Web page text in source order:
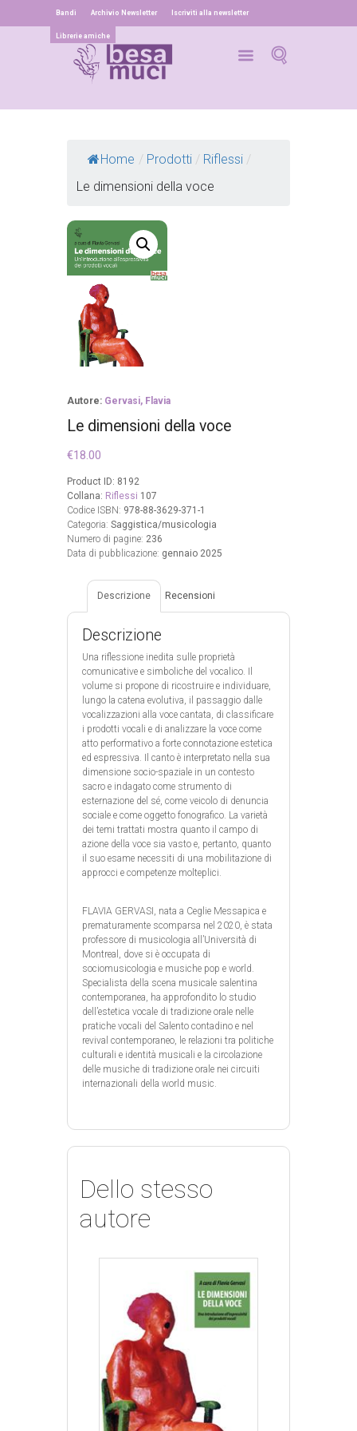
Bandi Archivio Newsletter Iscriviti alla newsletter
Librerie amiche
Home / Prodotti / Riflessi /
Le dimensioni della voce
Autore: Gervasi, Flavia
Le dimensioni della voce
€18.00
Product ID: 8192
Collana: Riflessi 107
Codice ISBN: 978-88-3629-371-1
Categoria: Saggistica/musicologia
Numero di pagine: 236
Data di pubblicazione: gennaio 2025
Descrizione Recensioni
Descrizione
Una riflessione inedita sulle proprietà
comunicative e simboliche del vocalico. Il
volume si propone di ricostruire e individuare,
lungo la catena evolutiva, il passaggio dalle
vocalizzazioni alla voce cantata, di classificare
i prodotti vocali e di analizzare la voce come
atto performativo a forte connotazione estetica
ed espressiva. Il canto è interpretato nella sua
dimensione socio-spaziale in un contesto
sacro e indagato come strumento di
esternazione del sé, come veicolo di denuncia
sociale e come oggetto fonografico. La varietà
dei temi trattati mostra quanto il campo di
azione della voce sia vasto e, pertanto, quanto
il suo esame necessiti di una mobilitazione di
approcci e competenze molteplici.
FLAVIA GERVASI, nata a Ceglie Messapica e
prematuramente scomparsa nel 2020, è stata
professore di musicologia all’Università di
Montreal, dove si è occupata di
sociomusicologia e musiche pop e world.
Specialista della scena musicale salentina
contemporanea, ha approfondito lo studio
dell’estetica vocale di tradizione orale nelle
pratiche vocali del Salento contadino e nel
revival contemporaneo, le relazioni tra politiche
culturali e identità musicali e la circolazione
delle musiche di tradizione orale nei circuiti
internazionali della world music.
Dello stesso
autore